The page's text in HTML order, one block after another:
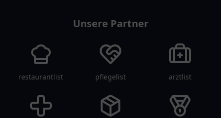
Unsere Partner
restaurantlist pflegelist arztlist